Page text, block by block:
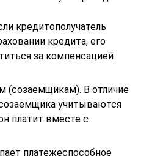
кредитополучатель
кредита, его
за компенсацией
(созаемщикам). В отличие
учитываются
платит вместе с
платежеспособное